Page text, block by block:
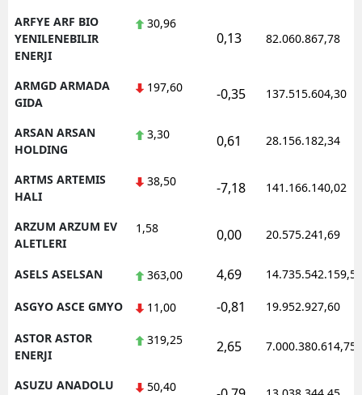
ARFYE ARF BIO
YENILENEBILIR
ENERJI
30,96
0,13 82.060.867,78
ARMGD ARMADA
GIDA
197,60 -0,35 137.515.604,30
ARSAN ARSAN
HOLDING
3,30 0,61 28.156.182,34
ARTMS ARTEMIS
HALI
38,50 -7,18 141.166.140,02
ARZUM ARZUM EV
ALETLERI
1,58 0,00 20.575.241,69
ASELS ASELSAN 363,00 4,69 14.735.542.159,50
ASGYO ASCE GMYO 11,00 -0,81 19.952.927,60
ASTOR ASTOR
ENERJI
319,25 2,65 7.000.380.614,75
ASUZU ANADOLU
50,40